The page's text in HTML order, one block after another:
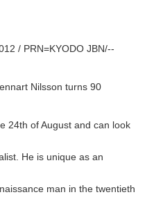
/ PRN=KYODO JBN/--
Nilsson turns 90
of August and can look
He is unique as an
man in the twentieth